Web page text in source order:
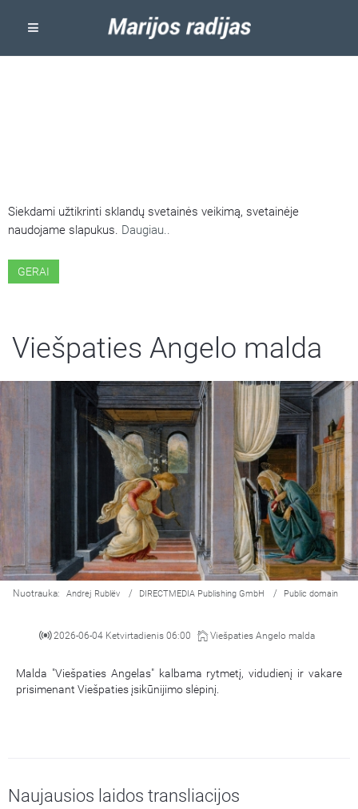
Siekdami užtikrinti sklandų svetainės veikimą, svetainėje
naudojame slapukus. Daugiau..
GERAI
Viešpaties Angelo malda
Nuotrauka: Andrej Rublëv / DIRECTMEDIA Publishing GmbH / Public domain
2026-06-04 Ketvirtadienis 06:00 Viešpaties Angelo malda
Malda "Viešpaties Angelas" kalbama rytmetį, vidudienį ir vakare
prisimenant Viešpaties įsikūnijimo slėpinį.
Naujausios laidos transliacijos